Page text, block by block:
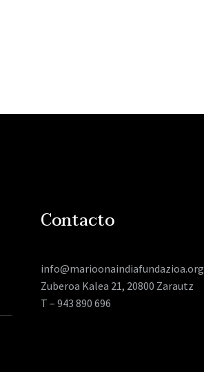
Contacto
info@marioonaindiafundazioa.org
Zuberoa Kalea 21, 20800 Zarautz
T – 943 890 696